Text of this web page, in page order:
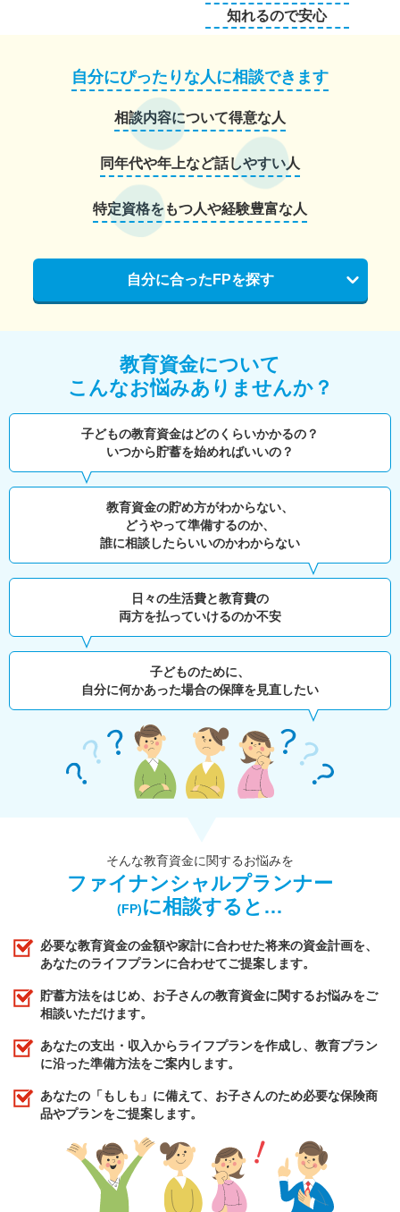
知れるので安心
自分にぴったりな人に相談できます
相談内容について得意な人
同年代や年上など話しやすい人
特定資格をもつ人や経験豊富な人
自分に合ったFPを探す
教育資金について
こんなお悩みありませんか？
子どもの教育資金はどのくらいかかるの？
いつから貯蓄を始めればいいの？
教育資金の貯め方がわからない、
どうやって準備するのか、
誰に相談したらいいのかわからない
日々の生活費と教育費の
両方を払っていけるのか不安
子どものために、
自分に何かあった場合の保障を見直したい
そんな教育資金に関するお悩みを
ファイナンシャルプランナー
(FP)に相談すると…
必要な教育資金の金額や家計に合わせた将来の資金計画を、
あなたのライフプランに合わせてご提案します。
貯蓄方法をはじめ、お子さんの教育資金に関するお悩みをご
相談いただけます。
あなたの支出・収入からライフプランを作成し、教育プラン
に沿った準備方法をご案内します。
あなたの「もしも」に備えて、お子さんのため必要な保険商
品やプランをご提案します。